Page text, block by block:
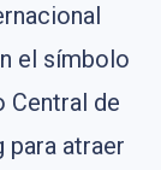
el símbolo
Central de
para atraer